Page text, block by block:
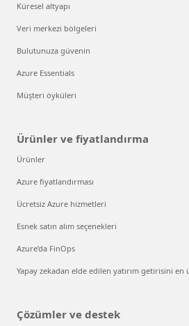
Küresel altyapı
Veri merkezi bölgeleri
Bulutunuza güvenin
Azure Essentials
Müşteri öyküleri
Ürünler ve fiyatlandırma
Ürünler
Azure fiyatlandırması
Ücretsiz Azure hizmetleri
Esnek satın alım seçenekleri
Azure’da FinOps
Yapay zekadan elde edilen yatırım getirisini en
Çözümler ve destek